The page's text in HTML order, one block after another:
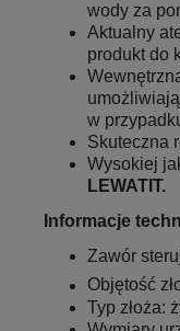
wody za
Aktualny
produkt do
w
Skuteczna
Wysokiej
LEWATIT.
Informacje
Zawór
Objętość
Typ złoża: